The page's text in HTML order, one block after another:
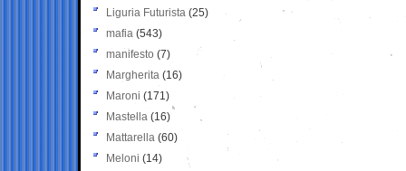
Liguria Futurista (25)
mafia (543)
manifesto (7)
Margherita (16)
Maroni (171)
Mastella (16)
Mattarella (60)
Meloni (14)